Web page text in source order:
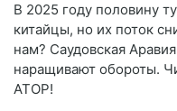
В 2025 году половину
китайцы, но их поток
нам? Саудовская
наращивают обороты.
АТОР!